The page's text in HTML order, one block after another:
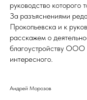
руководство которого
За разъяснениями
Прокопьевска и к
расскажем о
благоустройству ООО
интересного.
Андрей Морозов